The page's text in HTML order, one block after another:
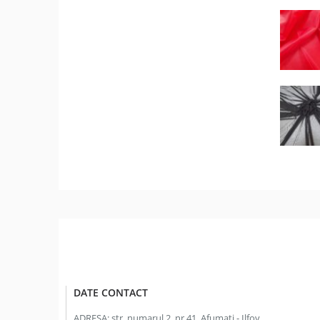
DATE CONTACT